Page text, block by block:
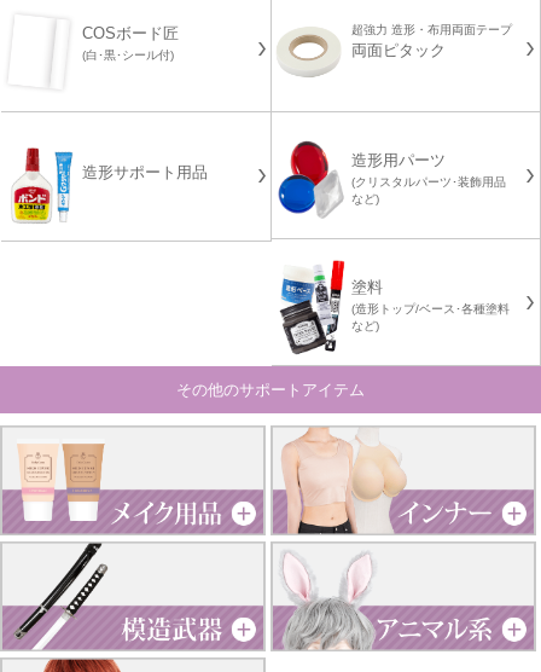
COSボード匠
(白･黒･シール付)
超強力 造形・布用両面テープ
両面ピタック
造形サポート用品
造形用パーツ
(クリスタルパーツ･装飾用品
など)
塗料
(造形トップ/ベース･各種塗料
など)
その他のサポートアイテム